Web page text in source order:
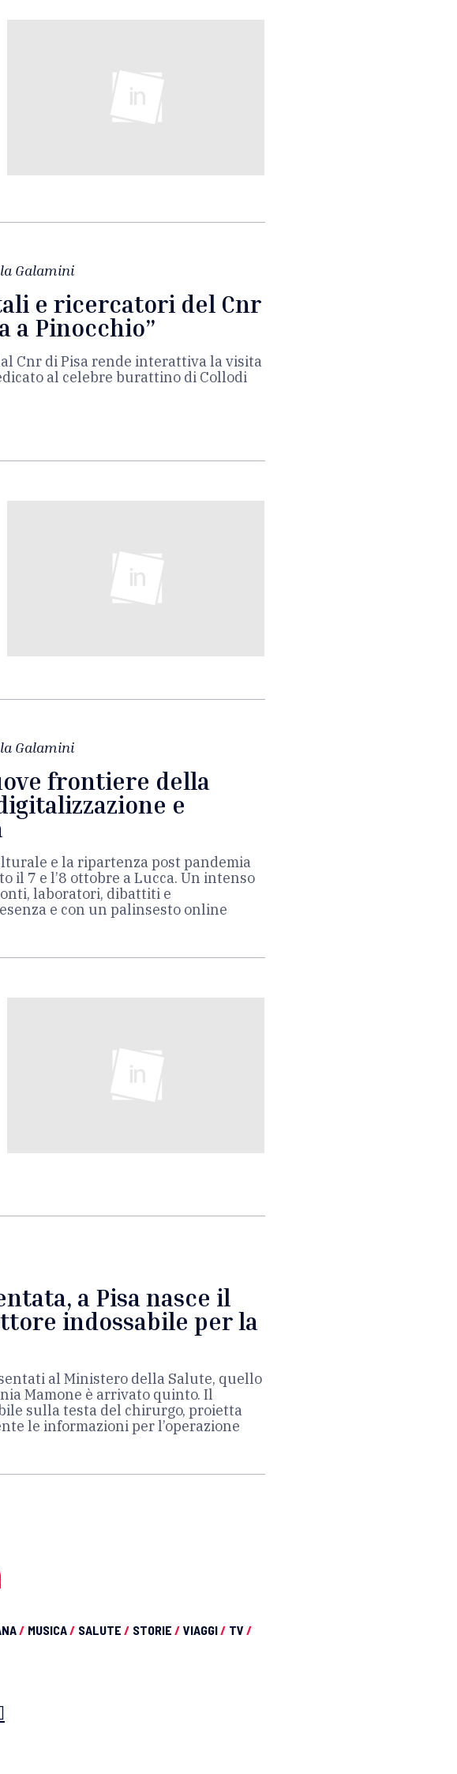
Galamini
e ricercatori del Cnr
a Pinocchio”
Cnr di Pisa rende interattiva la visita
al celebre burattino di Collodi
Galamini
frontiere della
e
e la ripartenza post pandemia
il 7 e l’8 ottobre a Lucca. Un intenso
laboratori, dibattiti e
e con un palinsesto online
a Pisa nasce il
indossabile per la
al Ministero della Salute, quello
Mamone è arrivato quinto. Il
sulla testa del chirurgo, proietta
le informazioni per l’operazione
/ MUSICA/ SALUTE / STORIE / VIAGGI/ TV /